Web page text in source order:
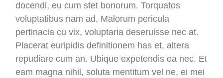
docendi, eu cum stet bonorum. Torquatos
voluptatibus nam ad. Malorum pericula
pertinacia cu vix, voluptaria deseruisse nec at.
Placerat euripidis definitionem has et, altera
repudiare cum an. Ubique expetendis ea nec. Et
eam magna nihil, soluta mentitum vel ne, ei mei